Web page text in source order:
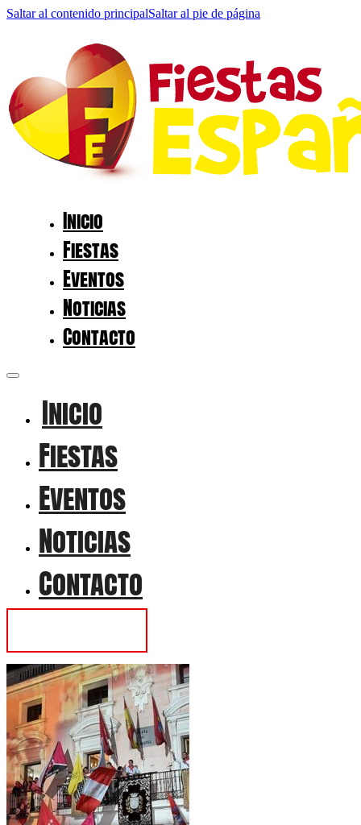
Saltar al contenido principalSaltar al pie de página
Inicio
Fiestas
Eventos
Noticias
Contacto
Inicio
Fiestas
Eventos
Noticias
Contacto